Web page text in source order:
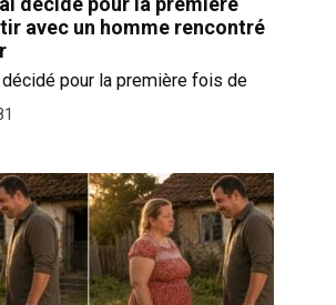
avec un homme rencontré
décidé pour la première fois de